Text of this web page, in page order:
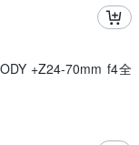
+Z24-70mm f4全